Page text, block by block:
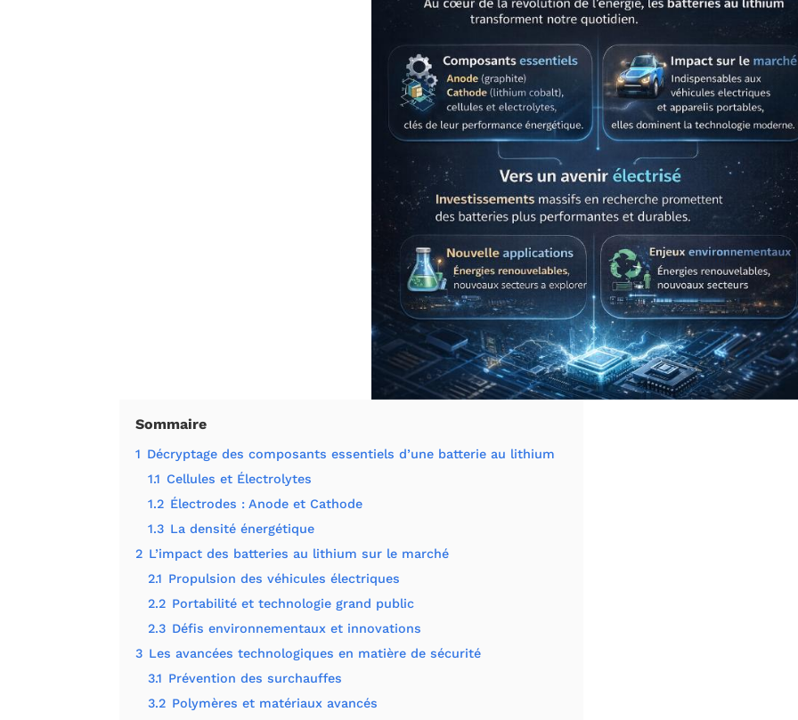
Sommaire
1 Décryptage des composants essentiels d’une batterie au lithium
1.1 Cellules et Électrolytes
1.2 Électrodes : Anode et Cathode
1.3 La densité énergétique
2 L’impact des batteries au lithium sur le marché
2.1 Propulsion des véhicules électriques
2.2 Portabilité et technologie grand public
2.3 Défis environnementaux et innovations
3 Les avancées technologiques en matière de sécurité
3.1 Prévention des surchauffes
3.2 Polymères et matériaux avancés